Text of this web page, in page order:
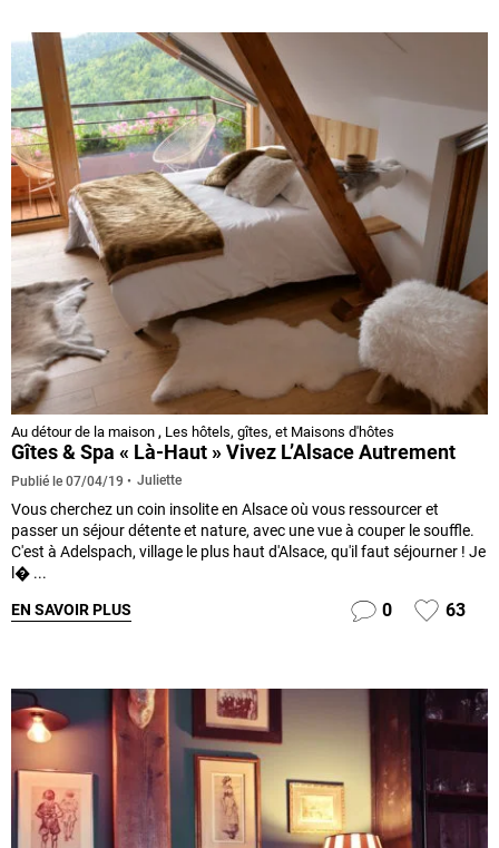
Au détour de la maison , Les hôtels, gîtes, et Maisons d'hôtes
Gîtes & Spa « Là-Haut » Vivez L’Alsace Autrement
Publié le 07/04/19 Juliette
Vous cherchez un coin insolite en Alsace où vous ressourcer et
passer un séjour détente et nature, avec une vue à couper le souffle.
C'est à Adelspach, village le plus haut d'Alsace, qu'il faut séjourner ! Je
l� ...
EN SAVOIR PLUS 0 63